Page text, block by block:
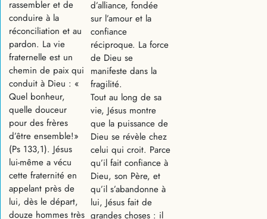
rassembler et de
conduire à la
réconciliation et au
pardon. La vie
fraternelle est un
chemin de paix qui
conduit à Dieu : «
Quel bonheur,
quelle douceur
pour des frères
d’être ensemble!»
(Ps 133,1). Jésus
lui-même a vécu
cette fraternité en
appelant près de
lui, dès le départ,
douze hommes très
d’alliance, fondée
sur l’amour et la
confiance
réciproque. La force
de Dieu se
manifeste dans la
fragilité.
Tout au long de sa
vie, Jésus montre
que la puissance de
Dieu se révèle chez
celui qui croit. Parce
qu’il fait confiance à
Dieu, son Père, et
qu’il s’abandonne à
lui, Jésus fait de
grandes choses : il